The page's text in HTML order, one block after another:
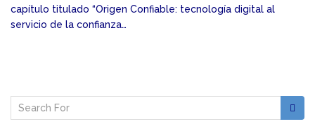
capítulo titulado “Origen Confiable: tecnología digital al
servicio de la confianza…